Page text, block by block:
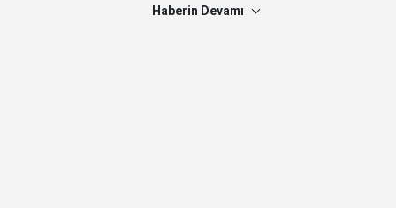
Haberin Devamı